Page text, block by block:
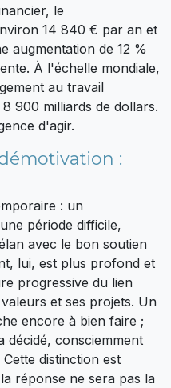
le
14 840 € par an et
augmentation de 12 %
À l'échelle mondiale,
au travail
900 milliards de dollars.
d'agir.
:
: un
période difficile,
avec le bon soutien
lui, est plus profond et
progressive du lien
et ses projets. Un
encore à bien faire ;
décidé, consciemment
distinction est
réponse ne sera pas la